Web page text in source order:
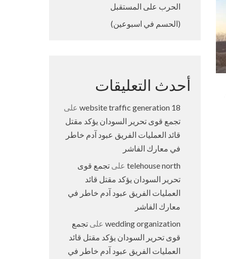
الحرب على المستقبل
(الحسم في اسبوعين)
أحدث التعليقات
18 website traffic generation
على
تجمع قوى تحرير السودان يؤكد مقتل
قائد العمليات الفريق عبود آدم خاطر
في معارك الفاشر
telehouse northعلى تجمع قوى
تحرير السودان يؤكد مقتل قائد
العمليات الفريق عبود آدم خاطر في
معارك الفاشر
wedding organizationعلى تجمع
قوى تحرير السودان يؤكد مقتل قائد
العمليات الفريق عبود آدم خاطر في